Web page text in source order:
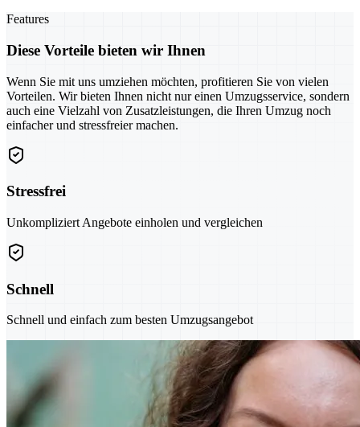
Features
Diese Vorteile bieten wir Ihnen
Wenn Sie mit uns umziehen möchten, profitieren Sie von vielen
Vorteilen. Wir bieten Ihnen nicht nur einen Umzugsservice, sondern
auch eine Vielzahl von Zusatzleistungen, die Ihren Umzug noch
einfacher und stressfreier machen.
Stressfrei
Unkompliziert Angebote einholen und vergleichen
Schnell
Schnell und einfach zum besten Umzugsangebot